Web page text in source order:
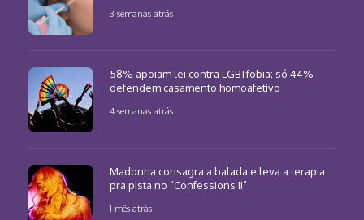
3 semanas atrás
58% apoiam lei contra LGBTfobia; só 44%
defendem casamento homoafetivo
4 semanas atrás
Madonna consagra a balada e leva a terapia
pra pista no “Confessions II”
1 mês atrás